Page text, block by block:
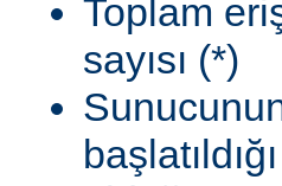
Toplam
sayısı (*)